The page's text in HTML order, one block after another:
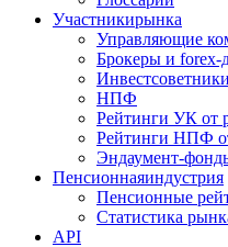
Участникирынка
Управляющие
Брокеры и forex-
Инвестсоветники
НПФ
Рейтинги УК от
Рейтинги НПФ
Эндаумент-
Пенсионнаяиндустрия
Пенсионные
Статистика
API